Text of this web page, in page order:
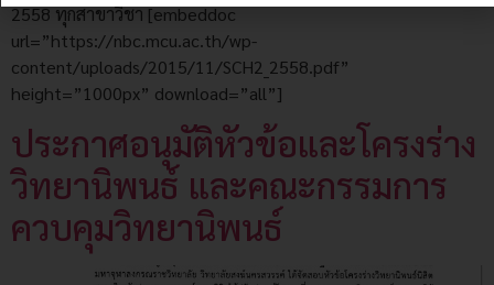
2558 ทุกสาขาวิชา [embeddoc
url=”https://nbc.mcu.ac.th/wp-
content/uploads/2015/11/SCH2_2558.pdf”
height=”1000px” download=”all”]
ประกาศอนุมัติหัวข้อและโครงร่าง
วิทยานิพนธ์ และคณะกรรมการ
ควบคุมวิทยานิพนธ์